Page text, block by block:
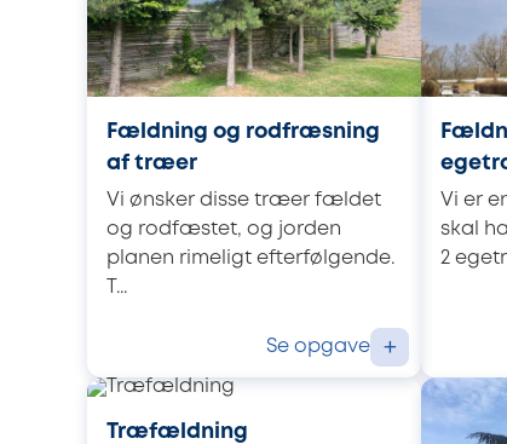
Fældning og rodfræsning
af træer
Vi ønsker disse træer fældet
og rodfæstet, og jorden
planen rimeligt efterfølgende.
T...
Se opgave +
Vi er
skal
2
Træfældning